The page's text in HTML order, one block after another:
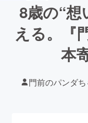
8歳の“想
える。『
本
門前のパンダ